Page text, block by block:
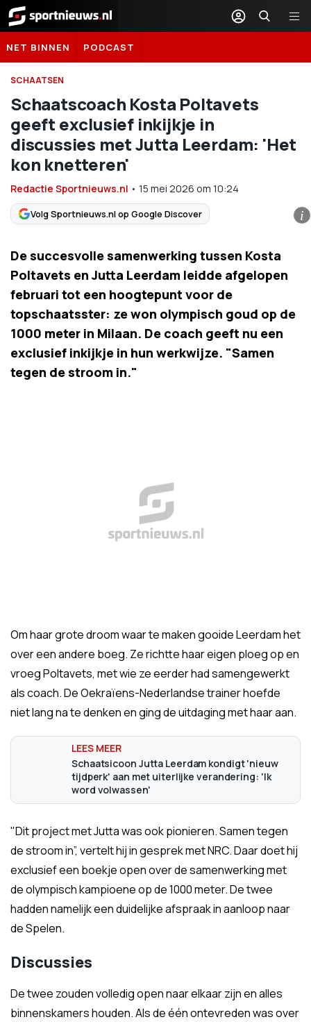
Sportnieuws.nl
NET BINNEN PODCAST
SCHAATSEN
Schaatscoach Kosta Poltavets
geeft exclusief inkijkje in
discussies met Jutta Leerdam: 'Het
kon knetteren'
Redactie Sportnieuws.nl • 15 mei 2026 om 10:24
Volg Sportnieuws.nl op Google Discover i
De succesvolle samenwerking tussen Kosta
Poltavets en Jutta Leerdam leidde afgelopen
februari tot een hoogtepunt voor de
topschaatsster: ze won olympisch goud op de
1000 meter in Milaan. De coach geeft nu een
exclusief inkijkje in hun werkwijze. "Samen
tegen de stroom in."
Om haar grote droom waar te maken gooide Leerdam het
over een andere boeg. Ze richtte haar eigen ploeg op en
vroeg Poltavets, met wie ze eerder had samengewerkt
als coach. De Oekraïens-Nederlandse trainer hoefde
niet lang na te denken en ging de uitdaging met haar aan.
Schaatsicoon Jutta Leerdam kondigt 'nieuw
tijdperk' aan met uiterlijke verandering: 'Ik
word volwassen'
"Dit project met Jutta was ook pionieren. Samen tegen
de stroom in”, vertelt hij in gesprek met NRC. Daar doet hij
exclusief een boekje open over de samenwerking met
de olympisch kampioene op de 1000 meter. De twee
hadden namelijk een duidelijke afspraak in aanloop naar
de Spelen.
Discussies
De twee zouden volledig open naar elkaar zijn en alles
binnenskamers houden. Als de één ontevreden was over